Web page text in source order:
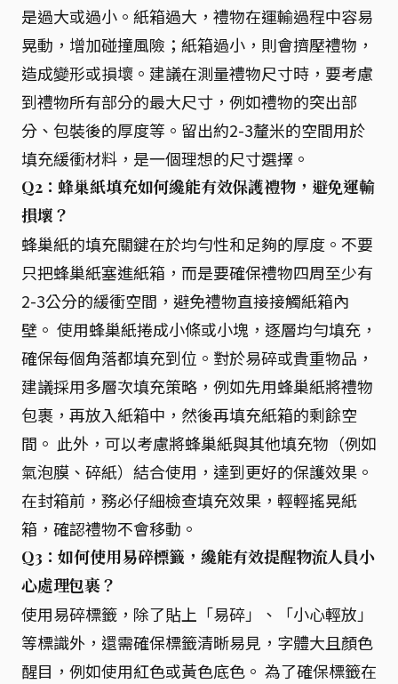
是過大或過小。紙箱過大，禮物在運輸過程中容易
晃動，增加碰撞風險；紙箱過小，則會擠壓禮物，
造成變形或損壞。建議在測量禮物尺寸時，要考慮
到禮物所有部分的最大尺寸，例如禮物的突出部
分、包裝後的厚度等。留出約2-3釐米的空間用於
填充緩衝材料，是一個理想的尺寸選擇。
Q2：蜂巢紙填充如何纔能有效保護禮物，避免運輸
損壞？
蜂巢紙的填充關鍵在於均勻性和足夠的厚度。不要
只把蜂巢紙塞進紙箱，而是要確保禮物四周至少有
2-3公分的緩衝空間，避免禮物直接接觸紙箱內
壁。 使用蜂巢紙捲成小條或小塊，逐層均勻填充，
確保每個角落都填充到位。對於易碎或貴重物品，
建議採用多層次填充策略，例如先用蜂巢紙將禮物
包裹，再放入紙箱中，然後再填充紙箱的剩餘空
間。 此外，可以考慮將蜂巢紙與其他填充物（例如
氣泡膜、碎紙）結合使用，達到更好的保護效果。
在封箱前，務必仔細檢查填充效果，輕輕搖晃紙
箱，確認禮物不會移動。
Q3：如何使用易碎標籤，纔能有效提醒物流人員小
心處理包裹？
使用易碎標籤，除了貼上「易碎」、「小心輕放」
等標識外，還需確保標籤清晰易見，字體大且顏色
醒目，例如使用紅色或黃色底色。 為了確保標籤在